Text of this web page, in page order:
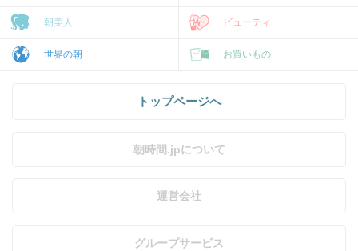
朝美人 ビューティ
世界の朝 お買いもの
トップページへ
朝時間.jpについて
運営会社
グループサービス